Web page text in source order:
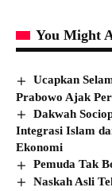
You Might
Ucapkan
Prabowo Ajak
Dakwah
Integrasi Islam
Ekonomi
Pemuda Tak
Naskah Asli